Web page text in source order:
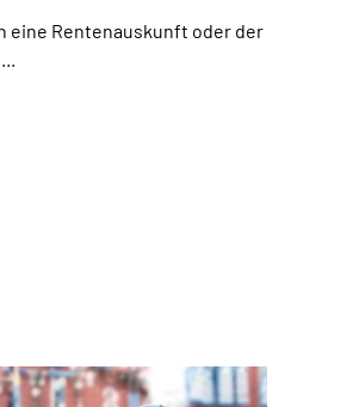
eine Rentenauskunft oder der